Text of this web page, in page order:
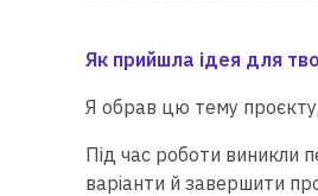
Як прийшла ідея для
Я обрав цю тему
Під час роботи виникли
варіанти й завершити